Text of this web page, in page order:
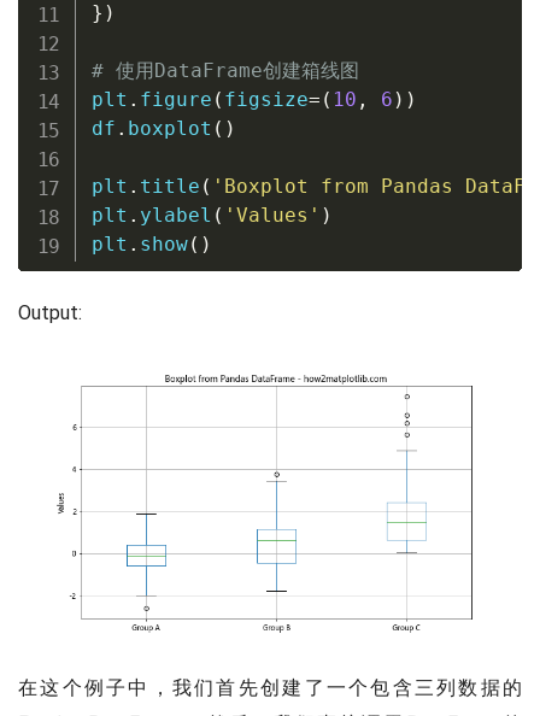
} )
# 使用DataFrame创建箱线图
plt . figure ( figsize= ( 10 , 6 ) )
df . boxplot ( )
plt . title ( 'Boxplot from Pandas
plt . ylabel ( 'Values' )
plt . show( )
Output:
在这个例子中，我们首先创建了一个包含三列数据的